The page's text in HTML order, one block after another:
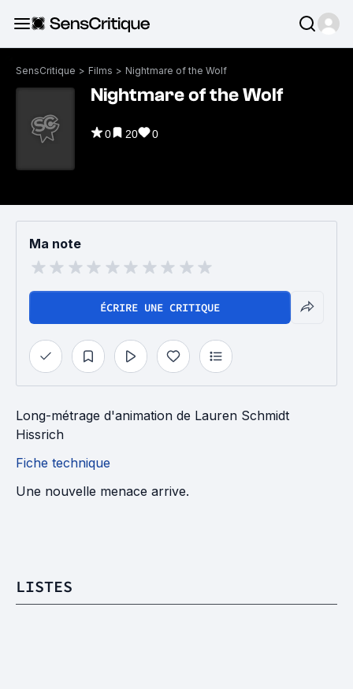
SensCritique > Films > Nightmare of the Wolf
Nightmare of the Wolf
0 20 0
Ma note
ÉCRIRE UNE CRITIQUE
Long-métrage d'animation de Lauren Schmidt
Hissrich
Fiche technique
Une nouvelle menace arrive.
LISTES